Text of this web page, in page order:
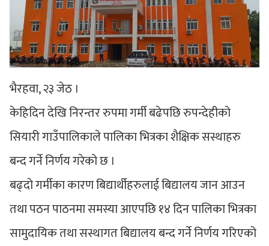
भैरहवा, २३ जेठ ।
केहिदिन देखि निरन्तर रुपमा गर्मी बढेपछि रुपन्देहीको
सियारी गाउँपालिकाले पालिका भित्रका शैक्षिक सस्थाहरु
बन्द गर्ने निर्णय गरेको छ ।
बढ्दो गर्मीका कारण बिद्यार्थीहरुलाई बिद्यालय जान आउन
तथा पठन पाठनमा समस्या आएपछि १४ दिन पालिका भित्रका
सामुदायिक तथा सस्थागत बिद्यालय बन्द गर्ने निर्णय गरिएको